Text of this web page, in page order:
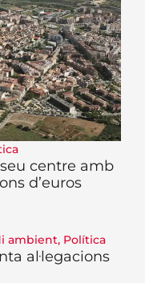
centre amb
d’euros
ambient, Política
al·legacions